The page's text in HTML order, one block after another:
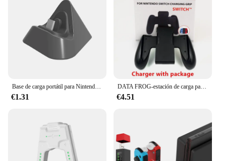
€1.31
DATA FROG-estación de carga para Nintendo Switch, cargador OLED Joy Pad, soporte recargable, mango de agarre, controlador
€4.51